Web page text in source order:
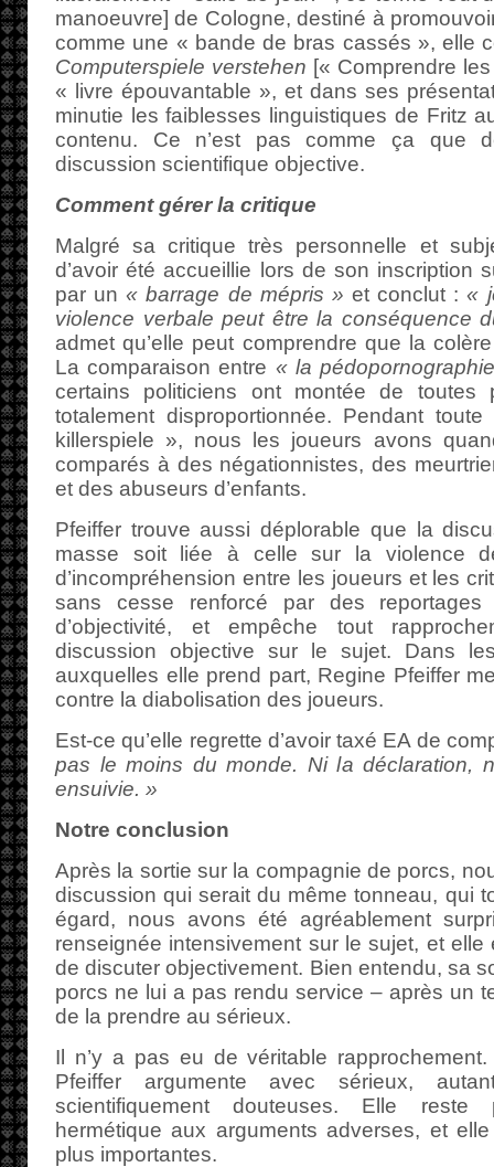
manoeuvre] de Cologne, destiné à
comme une « bande de bras cassés », elle
Computerspiele verstehen [« Comprendre
« livre épouvantable », et dans ses
minutie les faiblesses linguistiques de Fritz
contenu. Ce n’est pas comme ça que
discussion scientifique objective.
Comment gérer la critique
Malgré sa critique très personnelle et
d’avoir été accueillie lors de son inscription
par un« barrage de mépris » et conclut :«
violence verbale peut être la conséquence
admet qu’elle peut comprendre que la
La comparaison entre « la
certains politiciens ont montée de
totalement disproportionnée. Pendant
killerspiele », nous les joueurs avons
comparés à des négationnistes, des
et des abuseurs d’enfants.
Pfeiffer trouve aussi déplorable que la
masse soit liée à celle sur la violence
d’incompréhension entre les joueurs et les
sans cesse renforcé par des reportages
d’objectivité, et empêche tout
discussion objective sur le sujet. Dans
auxquelles elle prend part, Regine Pfeiffer
contre la diabolisation des joueurs.
Est-ce qu’elle regrette d’avoir taxé EA de
pas le moins du monde. Ni la déclaration,
ensuivie. »
Notre conclusion
Après la sortie sur la compagnie de porcs,
discussion qui serait du même tonneau, qui
égard, nous avons été agréablement
renseignée intensivement sur le sujet, et elle
de discuter objectivement. Bien entendu, sa
porcs ne lui a pas rendu service – après un
de la prendre au sérieux.
Il n’y a pas eu de véritable
Pfeiffer argumente avec sérieux,
scientifiquement douteuses. Elle reste
hermétique aux arguments adverses, et
plus importantes.